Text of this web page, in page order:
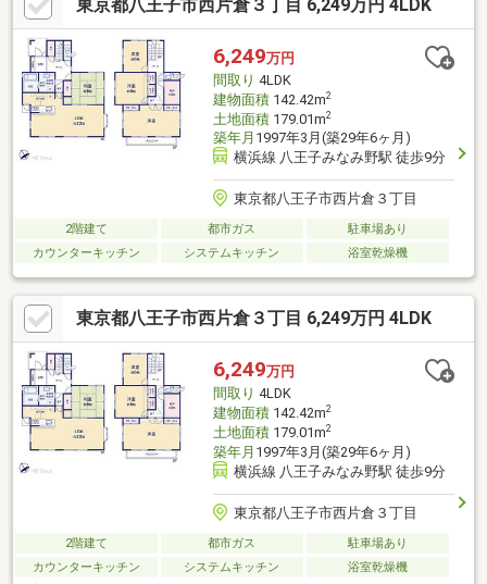
東京都八王子市西片倉３丁目 6,249万円 4LDK
6,249万円
間取り 4LDK
建物面積142.42m2
土地面積179.01m2
築年月 1997年3月(築29年6ヶ月)
横浜線 八王子みなみ野駅 徒歩9分
東京都八王子市西片倉３丁目
2階建て 都市ガス
駐車場あり
カウンターキッチン
システムキッチン 浴室乾燥機
東京都八王子市西片倉３丁目 6,249万円 4LDK
6,249万円
間取り 4LDK
建物面積142.42m2
土地面積179.01m2
築年月 1997年3月(築29年6ヶ月)
横浜線 八王子みなみ野駅 徒歩9分
東京都八王子市西片倉３丁目
2階建て 都市ガス
駐車場あり
カウンターキッチン
システムキッチン 浴室乾燥機